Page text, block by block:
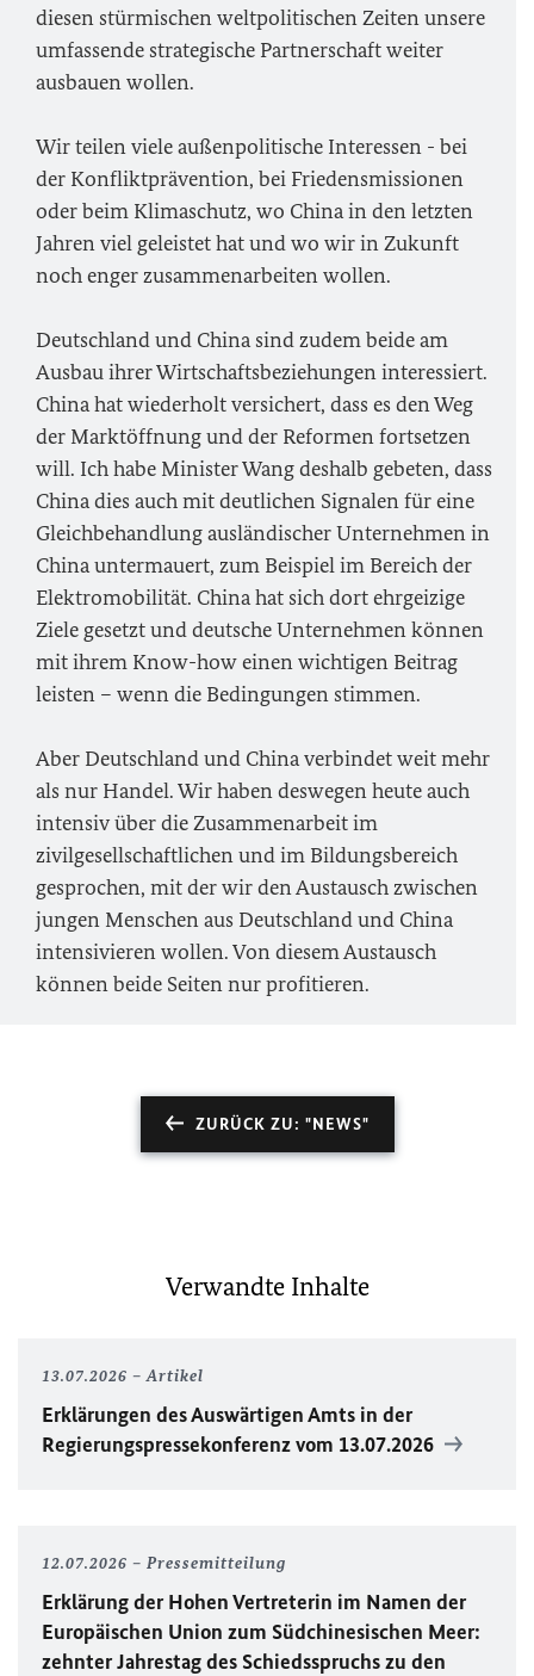
diesen stürmischen weltpolitischen Zeiten unsere
umfassende strategische Partnerschaft weiter
ausbauen wollen.
Wir teilen viele außenpolitische Interessen - bei
der Konfliktprävention, bei Friedensmissionen
oder beim Klimaschutz, wo China in den letzten
Jahren viel geleistet hat und wo wir in Zukunft
noch enger zusammenarbeiten wollen.
Deutschland und China sind zudem beide am
Ausbau ihrer Wirtschaftsbeziehungen interessiert.
China hat wiederholt versichert, dass es den Weg
der Marktöffnung und der Reformen fortsetzen
will. Ich habe Minister Wang deshalb gebeten, dass
China dies auch mit deutlichen Signalen für eine
Gleichbehandlung ausländischer Unternehmen in
China untermauert, zum Beispiel im Bereich der
Elektromobilität. China hat sich dort ehrgeizige
Ziele gesetzt und deutsche Unternehmen ‎können
mit ihrem Know-how einen wichtigen Beitrag
leisten – wenn die Bedingungen stimmen.
Aber Deutschland und China verbindet weit mehr
als nur Handel. ‎Wir haben deswegen heute auch
intensiv über die Zusammenarbeit im
zivilgesellschaftlichen und im Bildungsbereich
gesprochen, mit der wir den Austausch zwischen
jungen Menschen aus Deutschland und China
intensivieren wollen. Von diesem Austausch
können beide Seiten nur profitieren‎.
ZURÜCK ZU: "NEWS"
Verwandte Inhalte
13.07.2026 Artikel
Erklärungen des Auswärtigen Amts in der
Regierungspressekonferenz vom 13.07.2026
12.07.2026 Pressemitteilung
Erklärung der Hohen Vertreterin im Namen der
Europäischen Union zum Südchinesischen Meer:
zehnter Jahrestag des Schiedsspruchs zu den